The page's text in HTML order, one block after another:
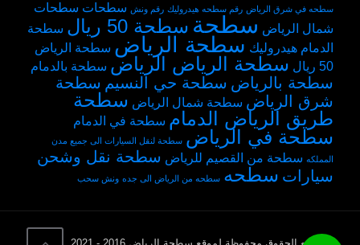
سطحه في شرق الرياض رقم سطحه هيدروليك رقم ونش سطحات سطحات
شمال الرياض سطحة سطحة 50 ريال
سطحة
الدمام هيدروليك سطحة الرياض سطحة الرياض
50 ريال
سطحة الرياض الرياض سطحة بالدمام
سطحة بالرياض سطحة حي النسيم سطحة
شرق الرياض سطحة شمال الرياض سطحة
طريق الرياض الدمام سطحة في الدمام
سطحة في الرياض سطحة لنقل السيارات الى جميع مدن
المملكه سطحة من القصيم للرياض سطحة نقل وشحن
سيارات سطحه سطحه من الرياض الى جده ونش سحب